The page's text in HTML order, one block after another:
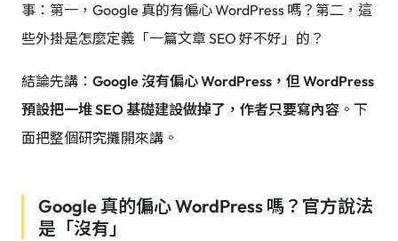
事：第一，Google 真的有偏心 WordPress 嗎？第二，這
些外掛是怎麼定義「一篇文章 SEO 好不好」的？
結論先講： Google 沒有偏心 WordPress，但 WordPress
預設把一堆 SEO 基礎建設做掉了，作者只要寫內容 。下
面把整個研究攤開來講。
Google 真的偏心 WordPress 嗎？官方說法
是「沒有」